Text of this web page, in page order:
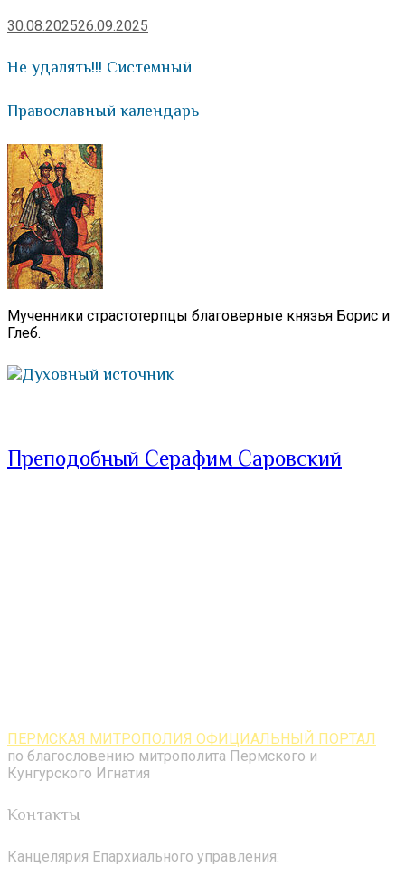
30.08.202526.09.2025
Не удалять!!! Системный
Православный календарь
Мученники страстотерпцы благоверные князья Борис и
Глеб.
Духовный источник
Преподобный Серафим Саровский
ПЕРМСКАЯ МИТРОПОЛИЯ ОФИЦИАЛЬНЫЙ ПОРТАЛ
по благословению митрополита Пермского и
Кунгурского Игнатия
Контакты
Канцелярия Епархиального управления: